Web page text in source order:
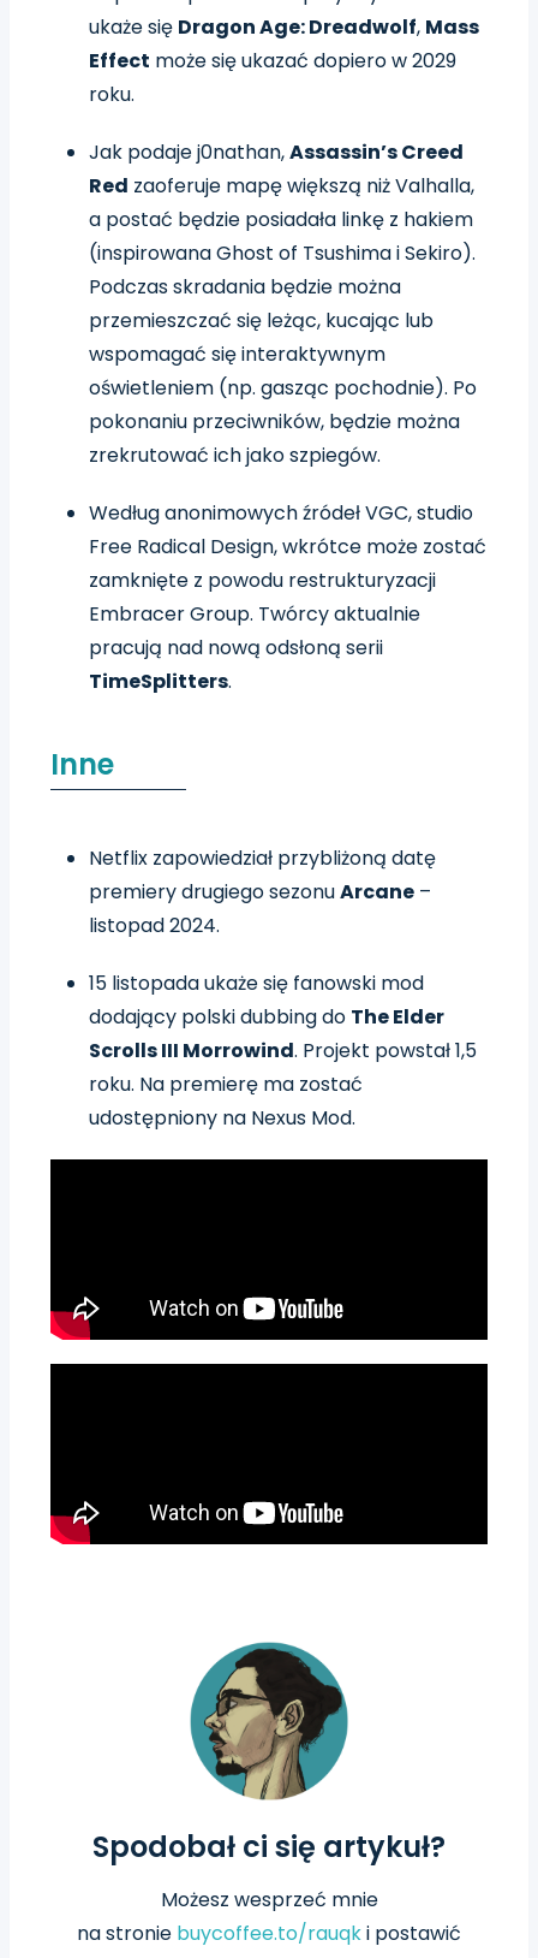
ukaże się Dragon Age: Dreadwolf, Mass
Effect może się ukazać dopiero w 2029
roku.
Jak podaje j0nathan,Assassin’s Creed
Red zaoferuje mapę większą niż Valhalla,
a postać będzie posiadała linkę z hakiem
(inspirowana Ghost of Tsushima i Sekiro).
Podczas skradania będzie można
przemieszczać się leżąc, kucając lub
wspomagać się interaktywnym
oświetleniem (np. gasząc pochodnie). Po
pokonaniu przeciwników, będzie można
zrekrutować ich jako szpiegów.
Według anonimowych źródeł VGC, studio
Free Radical Design, wkrótce może zostać
zamknięte z powodu restrukturyzacji
Embracer Group. Twórcy aktualnie
pracują nad nową odsłoną serii
TimeSplitters.
Inne
Netflix zapowiedział przybliżoną datę
premiery drugiego sezonuArcane –
listopad 2024.
15 listopada ukaże się fanowski mod
dodający polski dubbing do The Elder
Scrolls III Morrowind. Projekt powstał 1,5
roku. Na premierę ma zostać
udostępniony na Nexus Mod.
Spodobał ci się artykuł?
Możesz wesprzeć mnie
nastronie buycoffee.to/rauqki postawić